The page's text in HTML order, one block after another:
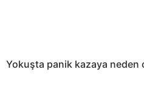
Yokuşta panik kazaya neden